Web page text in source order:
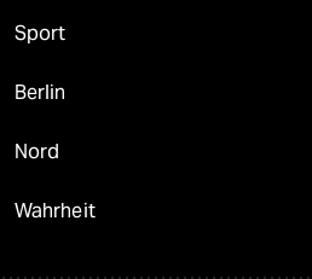
Sport
Berlin
Nord
Wahrheit